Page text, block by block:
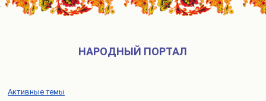
НАРОДНЫЙ ПОРТАЛ
Активные темы